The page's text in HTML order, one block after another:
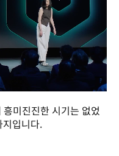
미진진한 시기는 없었
입니다.